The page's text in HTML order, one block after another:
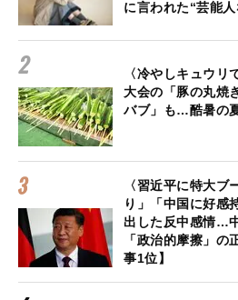
に言われた“芸能
〈冷やしキュウ
大会の「豚の丸焼
バブ」も…酷暑の
〈習近平に特大ブ
り」「中国に好感
出した反中感情…
「政治的摩擦」
事1位】